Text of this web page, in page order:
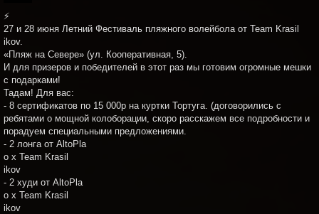
⚡️
27 и 28 июня Летний Фестиваль пляжного волейбола от Team Krasil
ikov.
«Пляж на Севере» (ул. Кооперативная, 5).
И для призеров и победителей в этот раз мы готовим огромные мешки
с подарками!
️Тадам! Для вас:
- 8 сертификатов по 15 000р на куртки Тортуга. (договорились с
ребятами о мощной колоборации, скоро расскажем все подробности и
порадуем специальными предложениями.
- 2 лонга от AltoPla
o x Team Krasil
ikov
- 2 худи от AltoPla
o x Team Krasil
ikov